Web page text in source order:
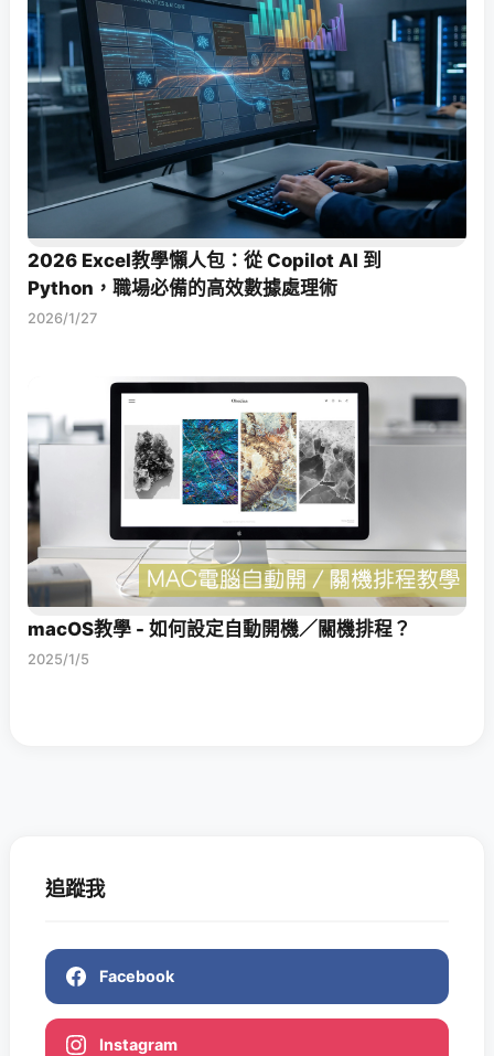
2026 Excel教學懶人包：從 Copilot AI 到
Python，職場必備的高效數據處理術
2026/1/27
macOS教學 - 如何設定自動開機／關機排程？
2025/1/5
追蹤我
Facebook
Instagram